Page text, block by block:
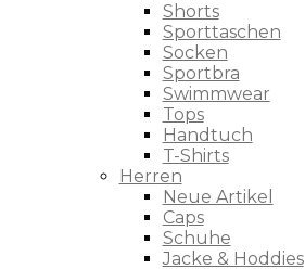
Shorts
Sporttaschen
Socken
Sportbra
Swimmwear
Tops
Handtuch
T-Shirts
Herren
Neue Artikel
Caps
Schuhe
Jacke & Hoddies